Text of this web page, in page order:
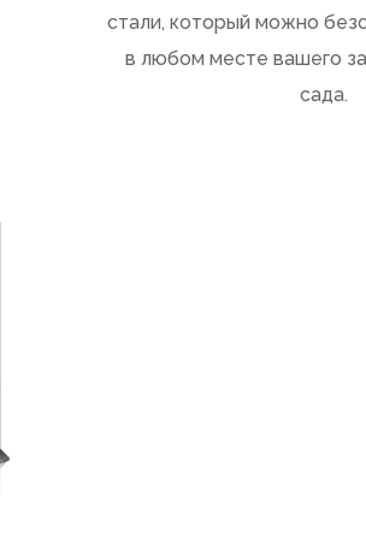
стали, который можно
в любом месте вашего
сада.